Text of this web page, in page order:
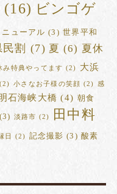
(16) ビンゴゲ
ニューアル (3) 世界平和
割 (7) 夏 (6) 夏休
み特典やってます (2)
大浜
(2) 小さなお子様の笑顔 (2) 感
石海峡大橋 (4) 朝食
(3) 淡路市 (2)
田中料
日 (2) 記念撮影 (3) 酸素